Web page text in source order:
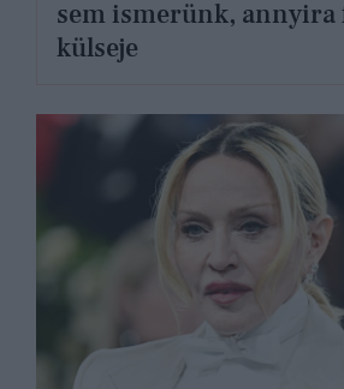
sem ismerünk, annyira
külseje